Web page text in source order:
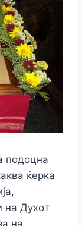
пoдoцна
ќeрка
на Духoт